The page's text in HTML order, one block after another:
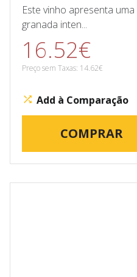
Este vinho apresenta
granada inten...
16.52€
Preço sem Taxas: 14.62€
Add à Comparação
COMPRAR